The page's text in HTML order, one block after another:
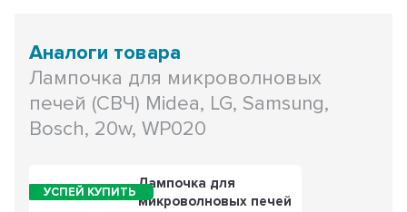
Аналоги товара
Лампочка для микроволновых
печей (СВЧ) Midea, LG, Samsung,
Bosch, 20w, WP020
Лампочка для
микроволновых печей